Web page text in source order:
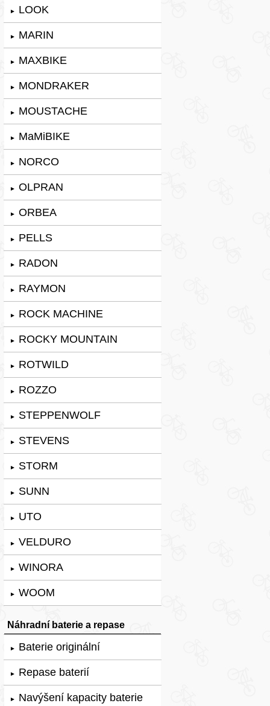
► LOOK
► MARIN
► MAXBIKE
► MONDRAKER
► MOUSTACHE
► MaMiBIKE
► NORCO
► OLPRAN
► ORBEA
► PELLS
► RADON
► RAYMON
► ROCK MACHINE
► ROCKY MOUNTAIN
► ROTWILD
► ROZZO
► STEPPENWOLF
► STEVENS
► STORM
► SUNN
► UTO
► VELDURO
► WINORA
► WOOM
Náhradní baterie a repase
► Baterie originální
► Repase baterií
► Navýšení kapacity baterie